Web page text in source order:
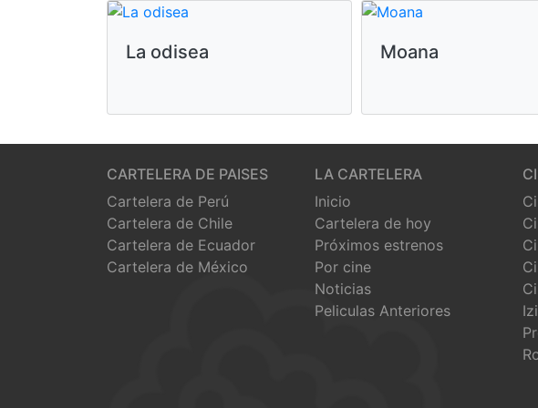
La odisea Moana
CARTELERA DE PAISES
Cartelera de Perú
Cartelera de Chile
Cartelera de Ecuador
Cartelera de México
LA CARTELERA
Inicio
Cartelera de hoy
Próximos estrenos
Por cine
Noticias
Peliculas Anteriores